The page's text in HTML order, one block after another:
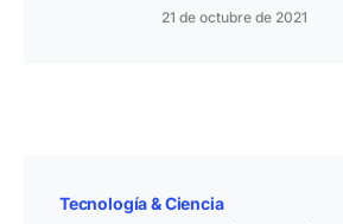
21 de octubre de 2021
Tecnología & Ciencia